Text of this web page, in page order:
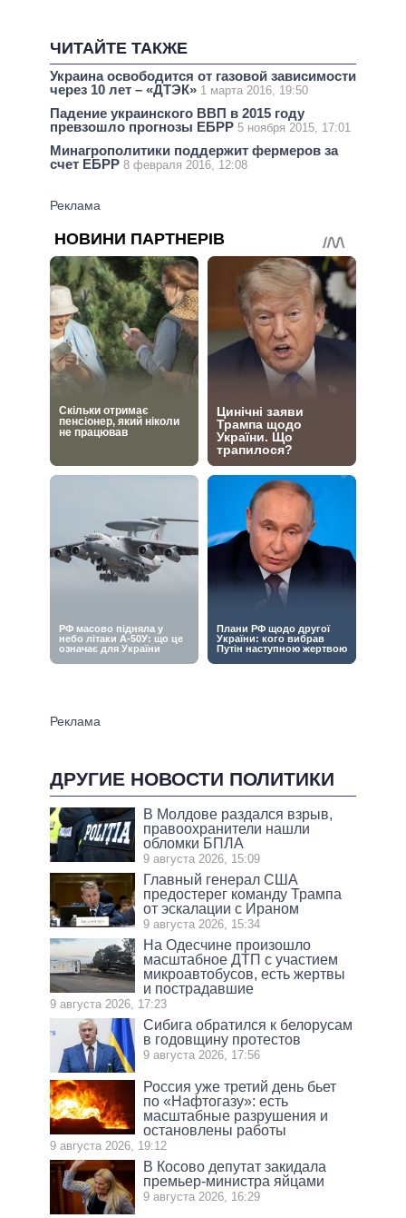
ЧИТАЙТЕ ТАКЖЕ
Украина освободится от газовой зависимости
через 10 лет – «ДТЭК» 1 марта 2016, 19:50
Падение украинского ВВП в 2015 году
превзошло прогнозы ЕБРР 5 ноября 2015, 17:01
Минагрополитики поддержит фермеров за
счет ЕБРР 8 февраля 2016, 12:08
ДРУГИЕ НОВОСТИ ПОЛИТИКИ
В Молдове раздался взрыв,
правоохранители нашли
обломки БПЛА
9 августа 2026, 15:09
Главный генерал США
предостерег команду Трампа
от эскалации с Ираном
9 августа 2026, 15:34
На Одесчине произошло
масштабное ДТП с участием
микроавтобусов, есть жертвы
и пострадавшие
9 августа 2026, 17:23
Сибига обратился к белорусам
в годовщину протестов
9 августа 2026, 17:56
Россия уже третий день бьет
по «Нафтогазу»: есть
масштабные разрушения и
остановлены работы
9 августа 2026, 19:12
В Косово депутат закидала
премьер-министра яйцами
9 августа 2026, 16:29